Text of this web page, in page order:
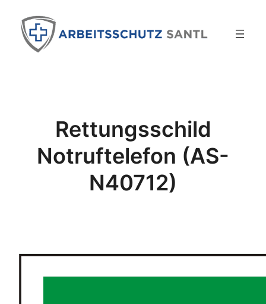
Inhalt
springen
Rettungsschild
Notruftelefon (AS-
N40712)